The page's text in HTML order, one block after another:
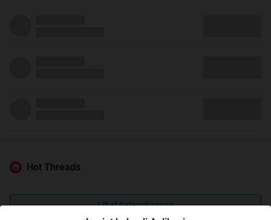
Hot Threads
Lihat Selengkapnya